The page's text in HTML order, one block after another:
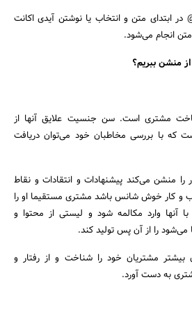
جستجو
در ابتدای متن و انتخاب یا نوشتن آیدی اکانت
انجام می‌شود.
منشن ببریم؟
مشتری است. سن جنسیت علایق آنها از
که با بررسی مخاطبان خود می‌توان دریافت
منشن می‌کند پیشنهادات و انتقادات و نقاط
و کار خوش شانس باشد مشتری مستقیما او را
آنها وارد مکالمه شود و لیستی از محتوا و
را از آن پس تولید کند.
بیشتر مشتریان خود را شناخت و از رفتار و
به دست آورد.